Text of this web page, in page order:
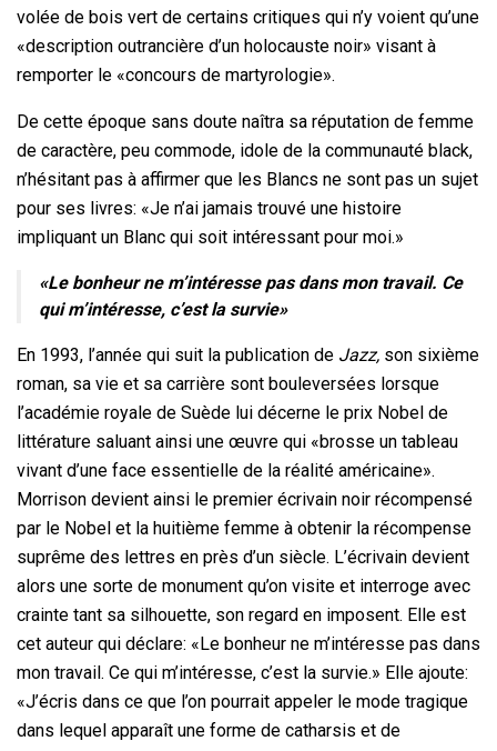
volée de bois vert de certains critiques qui n’y voient qu’une
«description outrancière d’un holocauste noir» visant à
remporter le «concours de martyrologie».
De cette époque sans doute naîtra sa réputation de femme
de caractère, peu commode, idole de la communauté black,
n’hésitant pas à affirmer que les Blancs ne sont pas un sujet
pour ses livres: «Je n’ai jamais trouvé une histoire
impliquant un Blanc qui soit intéressant pour moi.»
«Le bonheur ne m’intéresse pas dans mon travail. Ce
qui m’intéresse, c’est la survie»
En 1993, l’année qui suit la publication de Jazz, son sixième
roman, sa vie et sa carrière sont bouleversées lorsque
l’académie royale de Suède lui décerne le prix Nobel de
littérature saluant ainsi une œuvre qui «brosse un tableau
vivant d’une face essentielle de la réalité américaine».
Morrison devient ainsi le premier écrivain noir récompensé
par le Nobel et la huitième femme à obtenir la récompense
suprême des lettres en près d’un siècle. L’écrivain devient
alors une sorte de monument qu’on visite et interroge avec
crainte tant sa silhouette, son regard en imposent. Elle est
cet auteur qui déclare: «Le bonheur ne m’intéresse pas dans
mon travail. Ce qui m’intéresse, c’est la survie.» Elle ajoute:
«J’écris dans ce que l’on pourrait appeler le mode tragique
dans lequel apparaît une forme de catharsis et de